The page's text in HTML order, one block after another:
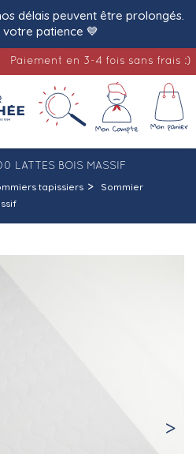
délais peuvent être prolongés.
patience 💙
en 3-4 fois sans frais :)
LATTES BOIS MASSIF
tapissiers
Sommier